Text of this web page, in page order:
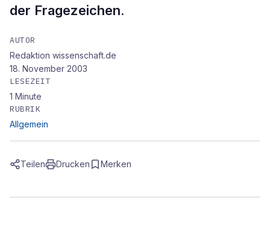
der Fragezeichen.
AUTOR
Redaktion wissenschaft.de
18. November 2003
LESEZEIT
1 Minute
RUBRIK
Allgemein
Teilen Drucken Merken